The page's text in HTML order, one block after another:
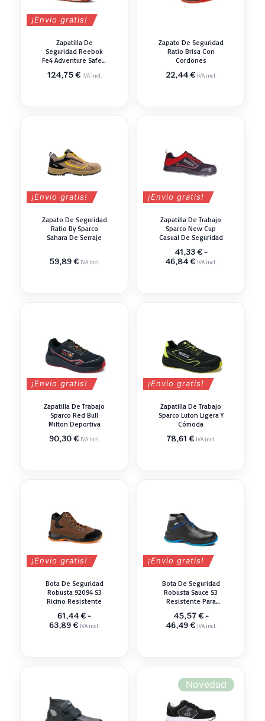
¡Envio gratis!
Zapatilla De
Seguridad Reebok
Fe4 Adventure Safety
124,75€ IVA incl.
Zapato De Seguridad
Ratio Brisa Con
Cordones
22,44€ IVA incl.
¡Envio gratis!
Zapato De Seguridad
Ratio By Sparco
Sahara De Serraje
59,89€ IVA incl.
¡Envio gratis!
Zapatilla De Trabajo
Sparco New Cup
Casual De Seguridad
41,33€-
46,84€Rango
IVA incl.
¡Envio gratis!
Zapatilla De Trabajo
Sparco Red Bull
Milton Deportiva
90,30€ IVA incl.
¡Envio gratis!
Zapatilla De Trabajo
Sparco Luton Ligera Y
Cómoda
78,61€ IVA incl.
¡Envio gratis!
Bota De Seguridad
Robusta 92094 S3
Ricino Resistente
61,44€-
63,89€Rango
IVA incl.
¡Envio gratis!
Bota De Seguridad
Robusta Sauce S3
Resistente Para
45,57€-
46,49€Rango
46,49 €
IVA incl.
Novedad